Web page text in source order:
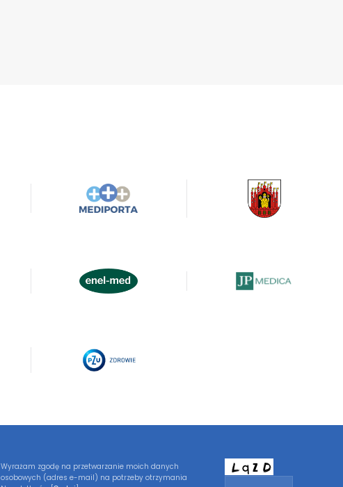
Wyrażam zgodę na przetwarzanie moich danych
osobowych (adres e-mail) na potrzeby otrzymania